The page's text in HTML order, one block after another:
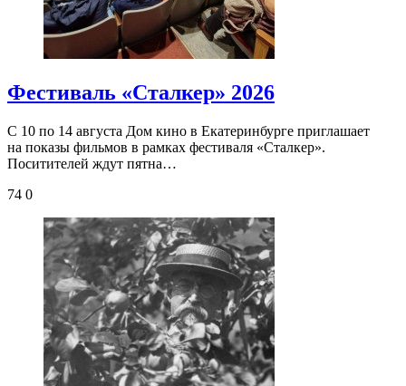
Фестиваль «Сталкер» 2026
С 10 по 14 августа Дом кино в Екатеринбурге приглашает
на показы фильмов в рамках фестиваля «Сталкер».
Поситителей ждут пятна…
74 0